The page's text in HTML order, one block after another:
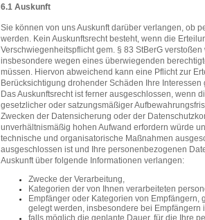
6.1 Auskunft
Sie können von uns Auskunft darüber verlangen, ob
werden. Kein Auskunftsrecht besteht, wenn die
Verschwiegenheitspflicht gem. § 83 StBerG
insbesondere wegen eines überwiegenden
müssen. Hiervon abweichend kann eine Pflicht zur
Berücksichtigung drohender Schäden Ihre
Das Auskunftsrecht ist ferner ausgeschlossen, wenn
gesetzlicher oder satzungsmäßiger
Zwecken der Datensicherung oder der
unverhältnismäßig hohen Aufwand erfordern würde
technische und organisatorische Maßnahmen
ausgeschlossen ist und Ihre personenbezogenen
Auskunft über folgende Informationen verlangen:
Zwecke der Verarbeitung,
Kategorien der von Ihnen verarbeiteten
Empfänger oder Kategorien von
gelegt werden, insbesondere bei Empfängern
falls möglich die geplante Dauer, für die Ihre